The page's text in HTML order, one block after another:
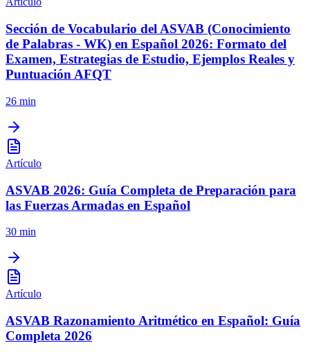
Sección de Vocabulario del ASVAB (Conocimiento
de Palabras - WK) en Español 2026: Formato del
Examen, Estrategias de Estudio, Ejemplos Reales y
Puntuación AFQT
26 min
Artículo
ASVAB 2026: Guía Completa de Preparación para
las Fuerzas Armadas en Español
30 min
Artículo
ASVAB Razonamiento Aritmético en Español: Guía
Completa 2026